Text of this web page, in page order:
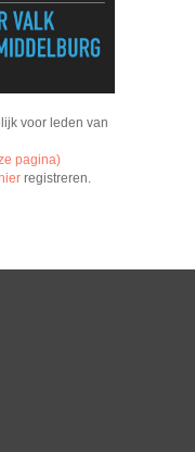
voor leden van
pagina)
hier registreren.